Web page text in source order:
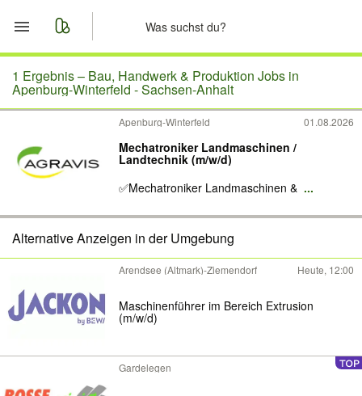
Start
Merkliste
Nachrichten
Anzeige aufgeben
1 Ergebnis – Bau, Handwerk & Produktion Jobs in
Apenburg-Winterfeld - Sachsen-Anhalt
Apenburg-Winterfeld 01.08.2026
Mechatroniker Landmaschinen /
Landtechnik (m/w/d)
✅Mechatroniker Landmaschinen & ...
Alternative Anzeigen in der Umgebung
Arendsee (Altmark)-Ziemendorf Heute, 12:00
Maschinenführer im Bereich Extrusion
(m/w/d)
Gardelegen